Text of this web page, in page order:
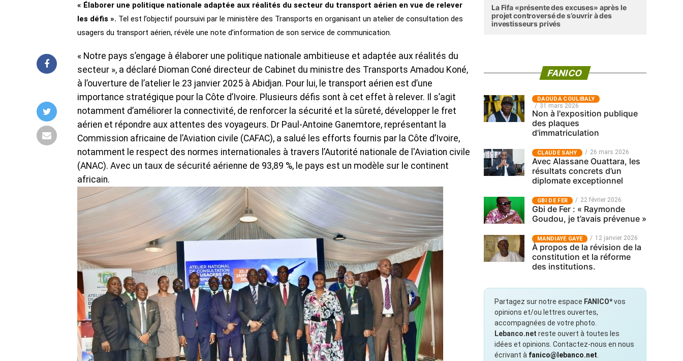
« Élaborer une politique nationale adaptée aux réalités du secteur du transport aérien en vue de relever
les défis ». Tel est l’objectif poursuivi par le ministère des Transports en organisant un atelier de consultation des
usagers du transport aérien, révèle une note d’information de son service de communication.
« Notre pays s’engage à élaborer une politique nationale ambitieuse et adaptée aux réalités du
secteur », a déclaré Dioman Coné directeur de Cabinet du ministre des Transports Amadou Koné,
à l’ouverture de l’atelier le 23 janvier 2025 à Abidjan. Pour lui, le transport aérien est d’une
importance stratégique pour la Côte d’Ivoire. Plusieurs défis sont à cet effet à relever. Il s’agit
notamment d’améliorer la connectivité, de renforcer la sécurité et la sûreté, développer le fret
aérien et répondre aux attentes des voyageurs. Dr Paul-Antoine Ganemtore, représentant la
Commission africaine de l’Aviation civile (CAFAC), a salué les efforts fournis par la Côte d’Ivoire,
notamment le respect des normes internationales à travers l’Autorité nationale de l'Aviation civile
(ANAC). Avec un taux de sécurité aérienne de 93,89 %, le pays est un modèle sur le continent
africain.
La Fifa «présente des excuses» après le
projet controversé de s’ouvrir à des
investisseurs privés
FANICO
‎DAOUDA COULIBALY
31 mars 2026
Non à l'exposition publique
des plaques
d'immatriculation
CLAUDE SAHY 26 mars 2026
Avec Alassane Ouattara, les
résultats concrets d’un
diplomate exceptionnel
GBI DE FER 22 février 2026
Gbi de Fer : « Raymonde
Goudou, je t’avais prévenue »
MANDIAYE GAYE 12 janvier 2026
À propos de la révision de la
constitution et la réforme
des institutions.
Partagez sur notre espace FANICO*vos
opinions et/ou lettres ouvertes,
accompagnées de votre photo.
Lebanco.net reste ouvert à toutes les
idées et opinions. Contactez-nous en nous
écrivant à fanico@lebanco.net